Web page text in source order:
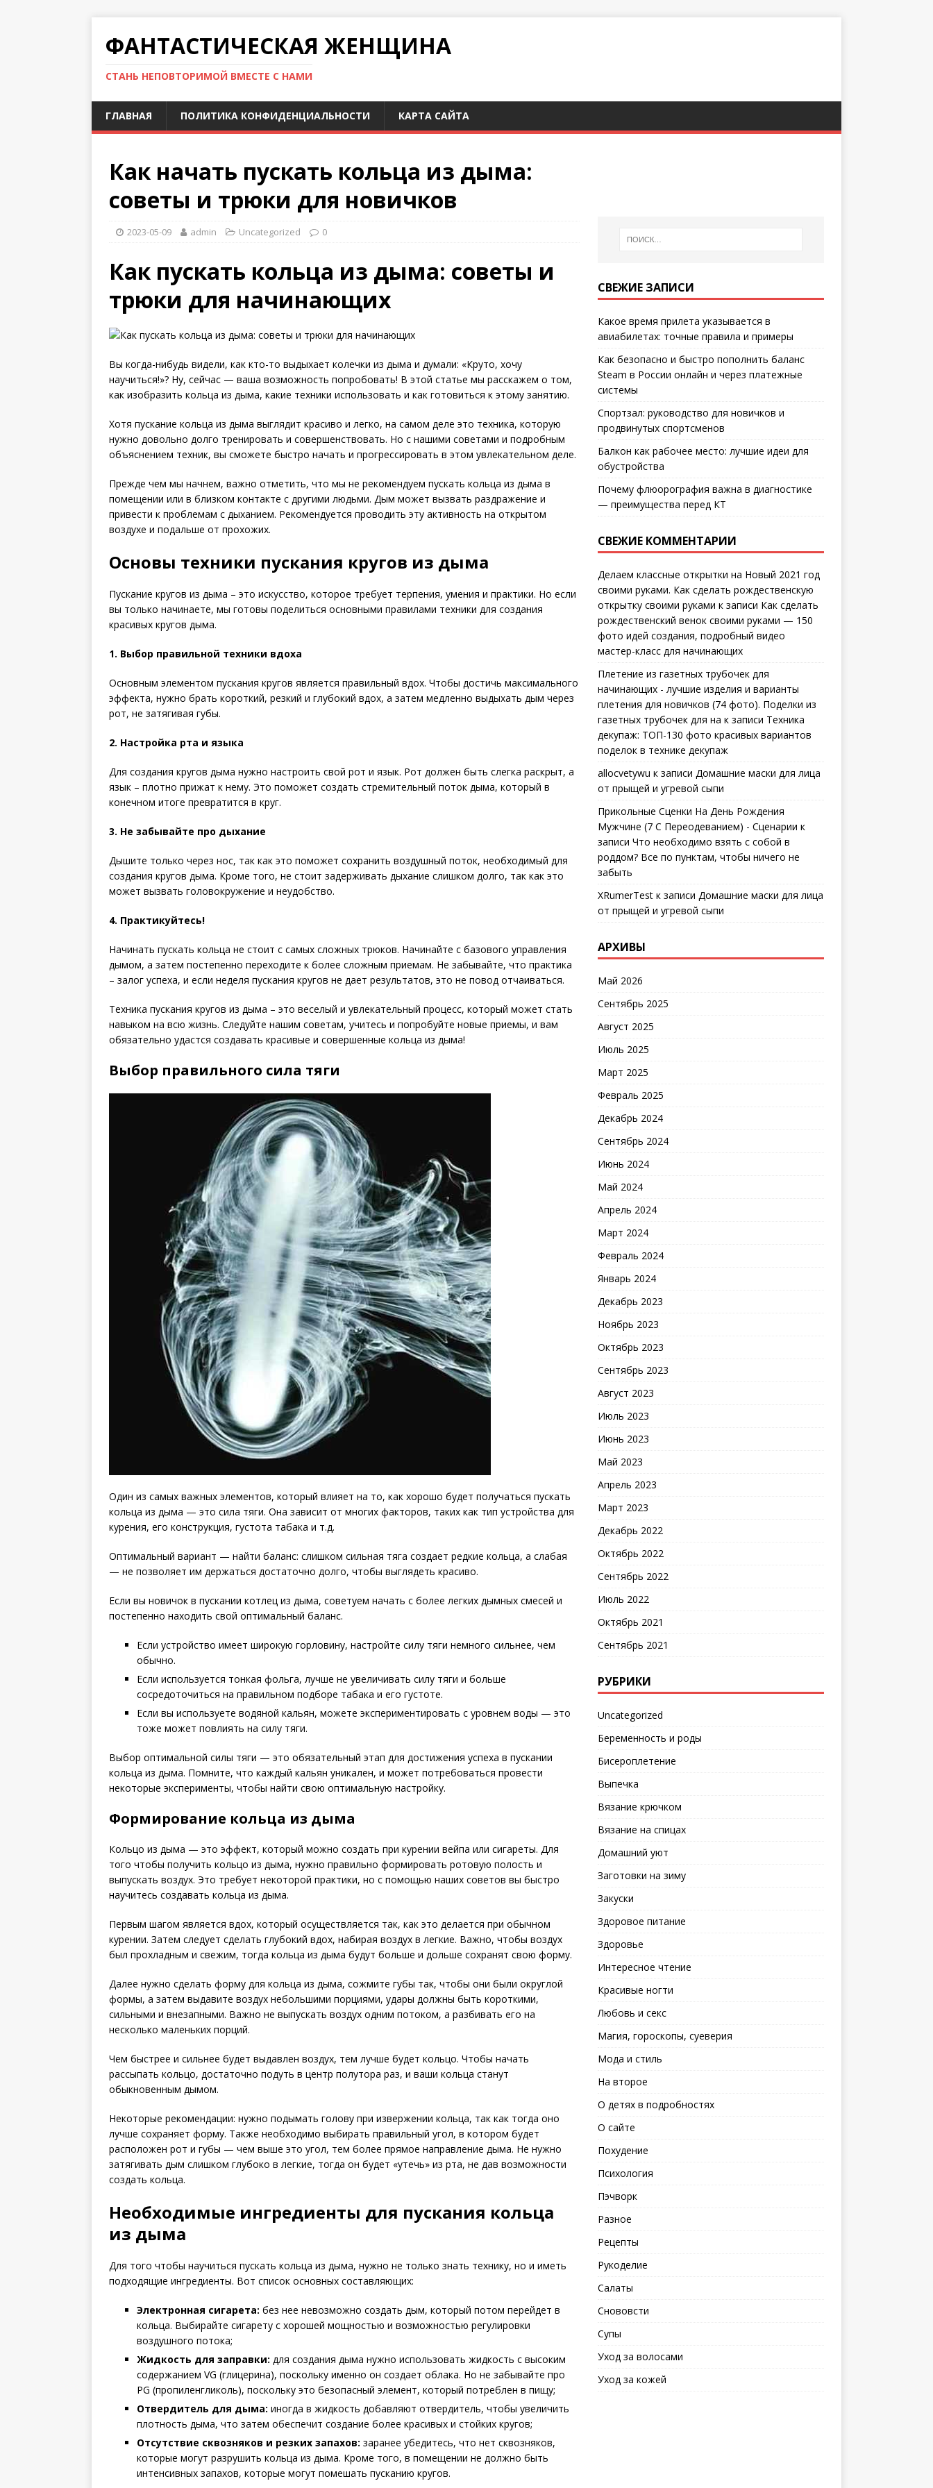
ФАНТАСТИЧЕСКАЯ ЖЕНЩИНА
СТАНЬ НЕПОВТОРИМОЙ ВМЕСТЕ С НАМИ
ГЛАВНАЯ ПОЛИТИКА КОНФИДЕНЦИАЛЬНОСТИ КАРТА САЙТА
Как начать пускать кольца из дыма:
советы и трюки для новичков
2023-05-09 admin Uncategorized 0
Как пускать кольца из дыма: советы и
трюки для начинающих
Вы когда-нибудь видели, как кто-то выдыхает колечки из дыма и думали: «Круто, хочу
научиться!»? Ну, сейчас — ваша возможность попробовать! В этой статье мы расскажем о том,
как изобразить кольца из дыма, какие техники использовать и как готовиться к этому занятию.
Хотя пускание кольца из дыма выглядит красиво и легко, на самом деле это техника, которую
нужно довольно долго тренировать и совершенствовать. Но с нашими советами и подробным
объяснением техник, вы сможете быстро начать и прогрессировать в этом увлекательном деле.
Прежде чем мы начнем, важно отметить, что мы не рекомендуем пускать кольца из дыма в
помещении или в близком контакте с другими людьми. Дым может вызвать раздражение и
привести к проблемам с дыханием. Рекомендуется проводить эту активность на открытом
воздухе и подальше от прохожих.
Основы техники пускания кругов из дыма
Пускание кругов из дыма – это искусство, которое требует терпения, умения и практики. Но если
вы только начинаете, мы готовы поделиться основными правилами техники для создания
красивых кругов дыма.
1. Выбор правильной техники вдоха
Основным элементом пускания кругов является правильный вдох. Чтобы достичь максимального
эффекта, нужно брать короткий, резкий и глубокий вдох, а затем медленно выдыхать дым через
рот, не затягивая губы.
2. Настройка рта и языка
Для создания кругов дыма нужно настроить свой рот и язык. Рот должен быть слегка раскрыт, а
язык – плотно прижат к нему. Это поможет создать стремительный поток дыма, который в
конечном итоге превратится в круг.
3. Не забывайте про дыхание
Дышите только через нос, так как это поможет сохранить воздушный поток, необходимый для
создания кругов дыма. Кроме того, не стоит задерживать дыхание слишком долго, так как это
может вызвать головокружение и неудобство.
4. Практикуйтесь!
Начинать пускать кольца не стоит с самых сложных трюков. Начинайте с базового управления
дымом, а затем постепенно переходите к более сложным приемам. Не забывайте, что практика
– залог успеха, и если неделя пускания кругов не дает результатов, это не повод отчаиваться.
Техника пускания кругов из дыма – это веселый и увлекательный процесс, который может стать
навыком на всю жизнь. Следуйте нашим советам, учитесь и попробуйте новые приемы, и вам
обязательно удастся создавать красивые и совершенные кольца из дыма!
Выбор правильного сила тяги
Один из самых важных элементов, который влияет на то, как хорошо будет получаться пускать
кольца из дыма — это сила тяги. Она зависит от многих факторов, таких как тип устройства для
курения, его конструкция, густота табака и т.д.
Оптимальный вариант — найти баланс: слишком сильная тяга создает редкие кольца, а слабая
— не позволяет им держаться достаточно долго, чтобы выглядеть красиво.
Если вы новичок в пускании котлец из дыма, советуем начать с более легких дымных смесей и
постепенно находить свой оптимальный баланс.
Если устройство имеет широкую горловину, настройте силу тяги немного сильнее, чем
обычно.
Если используется тонкая фольга, лучше не увеличивать силу тяги и больше
сосредоточиться на правильном подборе табака и его густоте.
Если вы используете водяной кальян, можете экспериментировать с уровнем воды — это
тоже может повлиять на силу тяги.
Выбор оптимальной силы тяги — это обязательный этап для достижения успеха в пускании
кольца из дыма. Помните, что каждый кальян уникален, и может потребоваться провести
некоторые эксперименты, чтобы найти свою оптимальную настройку.
Формирование кольца из дыма
Кольцо из дыма — это эффект, который можно создать при курении вейпа или сигареты. Для
того чтобы получить кольцо из дыма, нужно правильно формировать ротовую полость и
выпускать воздух. Это требует некоторой практики, но с помощью наших советов вы быстро
научитесь создавать кольца из дыма.
Первым шагом является вдох, который осуществляется так, как это делается при обычном
курении. Затем следует сделать глубокий вдох, набирая воздух в легкие. Важно, чтобы воздух
был прохладным и свежим, тогда кольца из дыма будут больше и дольше сохранят свою форму.
Далее нужно сделать форму для кольца из дыма, сожмите губы так, чтобы они были округлой
формы, а затем выдавите воздух небольшими порциями, удары должны быть короткими,
сильными и внезапными. Важно не выпускать воздух одним потоком, а разбивать его на
несколько маленьких порций.
Чем быстрее и сильнее будет выдавлен воздух, тем лучше будет кольцо. Чтобы начать
рассыпать кольцо, достаточно подуть в центр полутора раз, и ваши кольца станут
обыкновенным дымом.
Некоторые рекомендации: нужно подымать голову при извержении кольца, так как тогда оно
лучше сохраняет форму. Также необходимо выбирать правильный угол, в котором будет
расположен рот и губы — чем выше это угол, тем более прямое направление дыма. Не нужно
затягивать дым слишком глубоко в легкие, тогда он будет «утечь» из рта, не дав возможности
создать кольца.
Необходимые ингредиенты для пускания кольца
из дыма
Для того чтобы научиться пускать кольца из дыма, нужно не только знать технику, но и иметь
подходящие ингредиенты. Вот список основных составляющих:
Электронная сигарета: без нее невозможно создать дым, который потом перейдет в
кольца. Выбирайте сигарету с хорошей мощностью и возможностью регулировки
воздушного потока;
Жидкость для заправки: для создания дыма нужно использовать жидкость с высоким
содержанием VG (глицерина), поскольку именно он создает облака. Но не забывайте про
PG (пропиленгликоль), поскольку это безопасный элемент, который потреблен в пищу;
Отвердитель для дыма: иногда в жидкость добавляют отвердитель, чтобы увеличить
плотность дыма, что затем обеспечит создание более красивых и стойких кругов;
Отсутствие сквозняков и резких запахов: заранее убедитесь, что нет сквозняков,
которые могут разрушить кольца из дыма. Кроме того, в помещении не должно быть
интенсивных запахов, которые могут помешать пусканию кругов.
СВЕЖИЕ ЗАПИСИ
Какое время прилета указывается в
авиабилетах: точные правила и примеры
Как безопасно и быстро пополнить баланс
Steam в России онлайн и через платежные
системы
Спортзал: руководство для новичков и
продвинутых спортсменов
Балкон как рабочее место: лучшие идеи для
обустройства
Почему флюорография важна в диагностике
— преимущества перед КТ
СВЕЖИЕ КОММЕНТАРИИ
Делаем классные открытки на Новый 2021 год
своими руками. Как сделать рождественскую
открытку своими руками к записи Как сделать
рождественский венок своими руками — 150
фото идей создания, подробный видео
мастер-класс для начинающих
Плетение из газетных трубочек для
начинающих - лучшие изделия и варианты
плетения для новичков (74 фото). Поделки из
газетных трубочек для на к записи Техника
декупаж: ТОП-130 фото красивых вариантов
поделок в технике декупаж
allocvetywu к записи Домашние маски для лица
от прыщей и угревой сыпи
Прикольные Сценки На День Рождения
Мужчине (7 С Переодеванием) - Сценарии к
записи Что необходимо взять с собой в
роддом? Все по пунктам, чтобы ничего не
забыть
XRumerTestк записи Домашние маски для лица
от прыщей и угревой сыпи
АРХИВЫ
Май 2026
Сентябрь 2025
Август 2025
Июль 2025
Март 2025
Февраль 2025
Декабрь 2024
Сентябрь 2024
Июнь 2024
Май 2024
Апрель 2024
Март 2024
Февраль 2024
Январь 2024
Декабрь 2023
Ноябрь 2023
Октябрь 2023
Сентябрь 2023
Август 2023
Июль 2023
Июнь 2023
Май 2023
Апрель 2023
Март 2023
Декабрь 2022
Октябрь 2022
Сентябрь 2022
Июль 2022
Октябрь 2021
Сентябрь 2021
РУБРИКИ
Uncategorized
Беременность и роды
Бисероплетение
Выпечка
Вязание крючком
Вязание на спицах
Домашний уют
Заготовки на зиму
Закуски
Здоровое питание
Здоровье
Интересное чтение
Красивые ногти
Любовь и секс
Магия, гороскопы, суеверия
Мода и стиль
На второе
О детях в подробностях
О сайте
Похудение
Психология
Пэчворк
Разное
Рецепты
Рукоделие
Салаты
Снововсти
Супы
Уход за волосами
Уход за кожей